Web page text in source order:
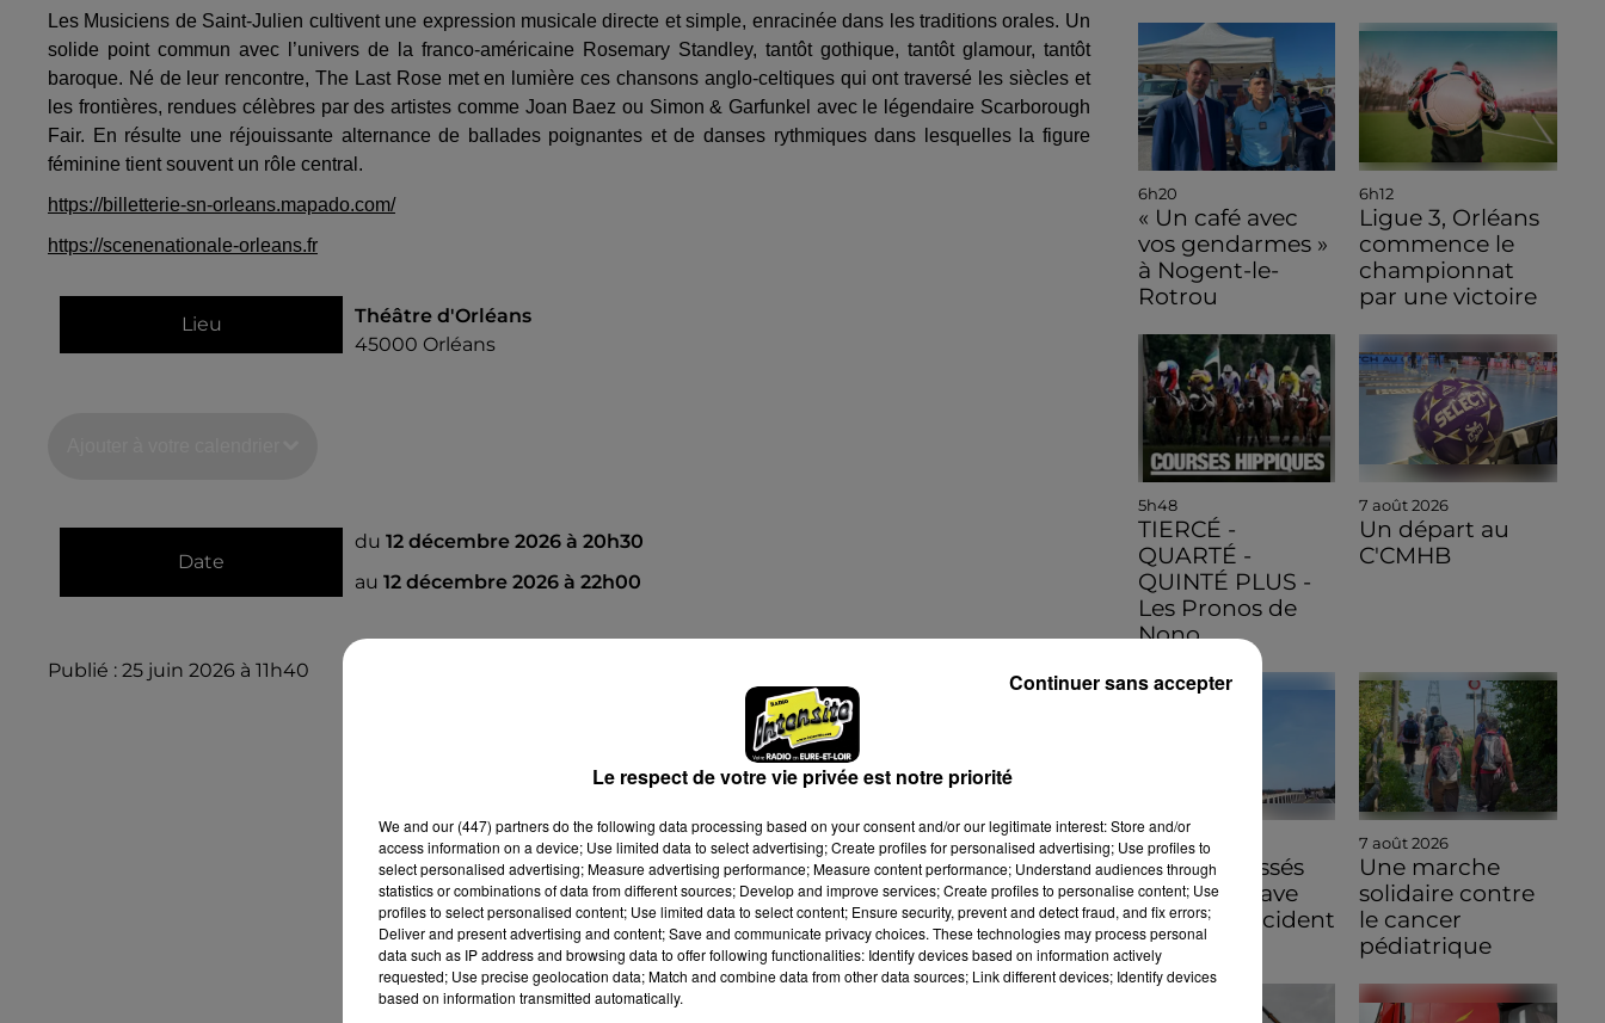
Les Musiciens de Saint-Julien cultivent une expression musicale directe et simple, enracinée dans les traditions orales. Un
solide point commun avec l’univers de la franco-américaine Rosemary Standley, tantôt gothique, tantôt glamour, tantôt
baroque. Né de leur rencontre, The Last Rose met en lumière ces chansons anglo-celtiques qui ont traversé les siècles et
les frontières, rendues célèbres par des artistes comme Joan Baez ou Simon & Garfunkel avec le légendaire Scarborough
Fair. En résulte une réjouissante alternance de ballades poignantes et de danses rythmiques dans lesquelles la figure
féminine tient souvent un rôle central.
https://billetterie-sn-orleans.mapado.com/
https://scenenationale-orleans.fr
Lieu
Théâtre d'Orléans
45000 Orléans
Date
du12 décembre 2026 à 20h30
au12 décembre 2026 à 22h00
Publié : 25 juin 2026 à 11h40
6h20
« Un café avec
vos gendarmes »
à Nogent-le-
Rotrou
6h12
Ligue 3, Orléans
commence le
championnat
par une victoire
5h48
TIERCÉ -
QUARTÉ -
QUINTÉ PLUS -
Les Pronos de
Nono
7 août 2026
Un départ au
C'CMHB
7 août 2026
Quatre blessés
dont un grave
dans un accident
sur l'A10
7 août 2026
Une marche
solidaire contre
le cancer
pédiatrique
Le respect de votre vie privée est notre priorité
We and our (447) partnersdo the following data processing based on your consent and/or our legitimate interest: Store and/or
access information on a device; Use limited data to select advertising; Create profiles for personalised advertising; Use profiles to
select personalised advertising; Measure advertising performance; Measure content performance; Understand audiences through
statistics or combinations of data from different sources; Develop and improve services; Create profiles to personalise content; Use
profiles to select personalised content; Use limited data to select content; Ensure security, prevent and detect fraud, and fix errors;
Deliver and present advertising and content; Save and communicate privacy choices. These technologies may process personal
data such as IP address and browsing data to offer following functionalities: Identify devices based on information actively
requested; Use precise geolocation data; Match and combine data from other data sources; Link different devices; Identify devices
based on information transmitted automatically.
Continuer sans accepter